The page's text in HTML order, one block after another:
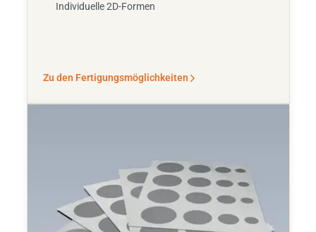
Individuelle 2D-Formen
Zu den Fertigungsmöglichkeiten